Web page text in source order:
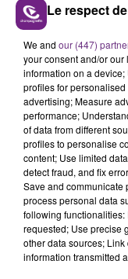
UNE JEUNE
BLESSÉE
Une
son véhicule
lourd. Très
de 20 ans a été...
TITRES
11h26
11h26
Le respect
We and our (447)
your consent and/or
information on a
profiles for
advertising; Measure
performance;
of data from different
profiles to personalise
content; Use limited
detect fraud, and fix
Save and communicate
process personal data
following
requested; Use precise
other data sources;
information transmitted